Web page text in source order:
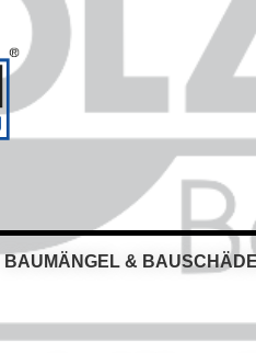
BAUMÄNGEL &